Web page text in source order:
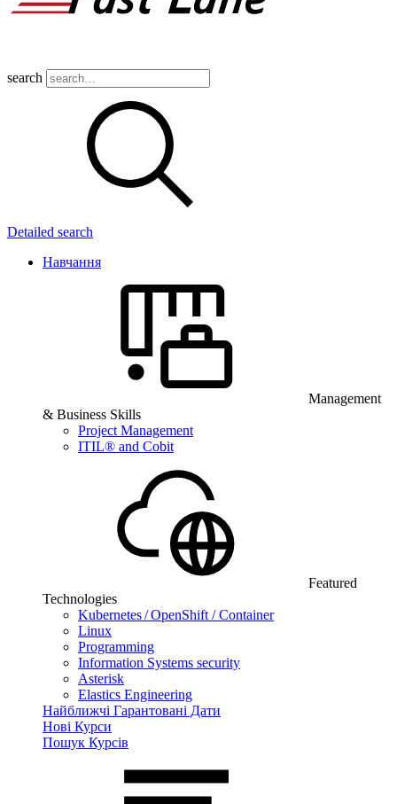
search
Detailed search
Навчання
Management
& Business Skills
Project Management
ITIL® and Cobit
Featured
Technologies
Kubernetes / OpenShift / Container
Linux
Programming
Information Systems security
Asterisk
Elastics Engineering
Найближчі Гарантовані Дати
Нові Курси
Пошук Курсів